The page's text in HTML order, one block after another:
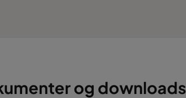
og downloads